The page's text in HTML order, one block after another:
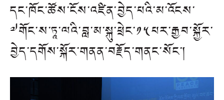
དང་ཁོང་ཚོས་ངོས་འཛིན་བྱེད་པའི་མ་འོངས་
༧གོང་ས་ཏཱ་ལའི་བླ་མ་སྐུ་ཕྲེང་༡༥པར་རྒྱབ་སྐྱོར་
བྱེད་དགོས་སྐོར་གནན་བརྗོད་གནང་སོང་།